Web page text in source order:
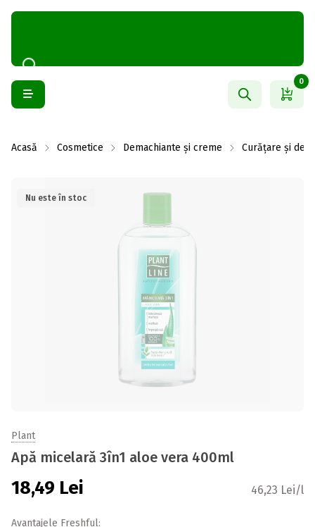
0
Acasă Cosmetice Demachiante și creme Curățare și
Nu este în stoc
Plant
Apă micelară 3în1 aloe vera 400ml
18,49 Lei 46,23 Lei/l
Avantajele Freshful: